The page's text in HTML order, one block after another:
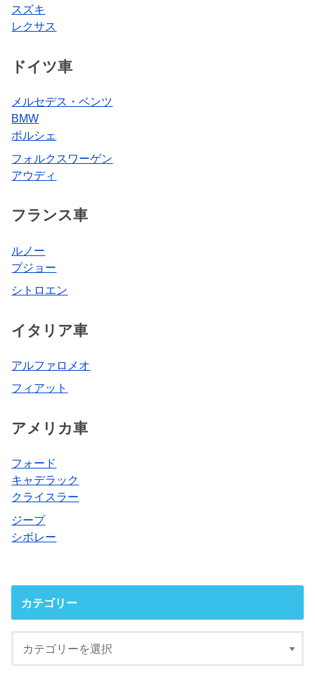
スズキ
レクサス
ドイツ車
メルセデス・ベンツ
BMW
ポルシェ
フォルクスワーゲン
アウディ
フランス車
ルノー
プジョー
シトロエン
イタリア車
アルファロメオ
フィアット
アメリカ車
フォード
キャデラック
クライスラー
ジープ
シボレー
カテゴリー